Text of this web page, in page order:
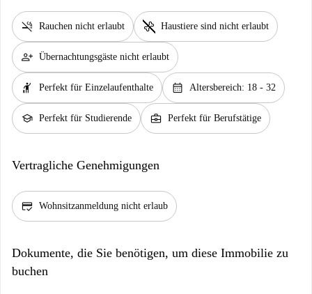
smoke_free Rauchen nicht erlaubt pet_supplies Haustiere sind nicht erlaubt
person_add Übernachtungsgäste nicht erlaubt
hail Perfekt für Einzelaufenthalte calendar_month Altersbereich: 18 - 32
school Perfekt für Studierende business_center Perfekt für Berufstätige
Vertragliche Genehmigungen
credit_score Wohnsitzanmeldung nicht erlaub
Dokumente, die Sie benötigen, um diese Immobilie zu
buchen